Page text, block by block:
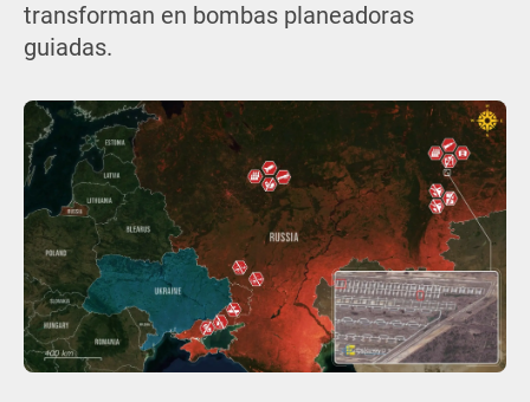
transforman en bombas planeadoras
guiadas.